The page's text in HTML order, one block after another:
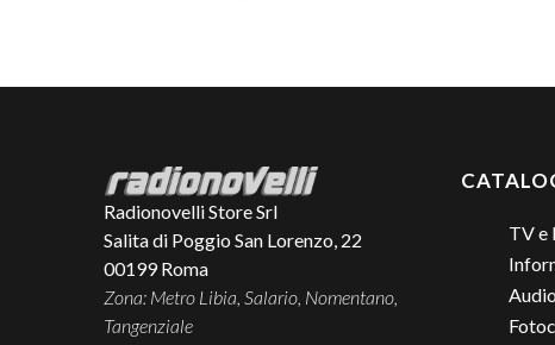
Radionovelli Store Srl
Salita di Poggio San Lorenzo, 22
00199 Roma
Zona: Metro Libia, Salario, Nomentano,
Tangenziale
TV e